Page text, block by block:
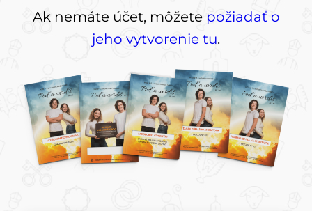
Ak nemáte účet, môžete požiadať o
jeho vytvorenie tu.